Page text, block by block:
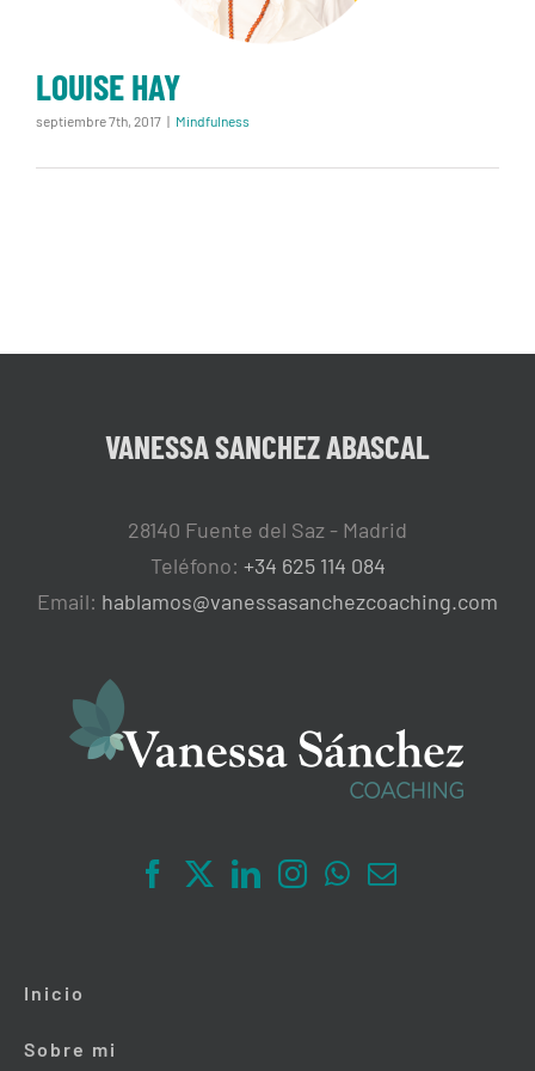
LOUISE HAY
septiembre 7th, 2017 | Mindfulness
VANESSA SANCHEZ ABASCAL
28140 Fuente del Saz - Madrid
Teléfono: +34 625 114 084
Email: hablamos@vanessasanchezcoaching.com
Inicio
Sobre mi